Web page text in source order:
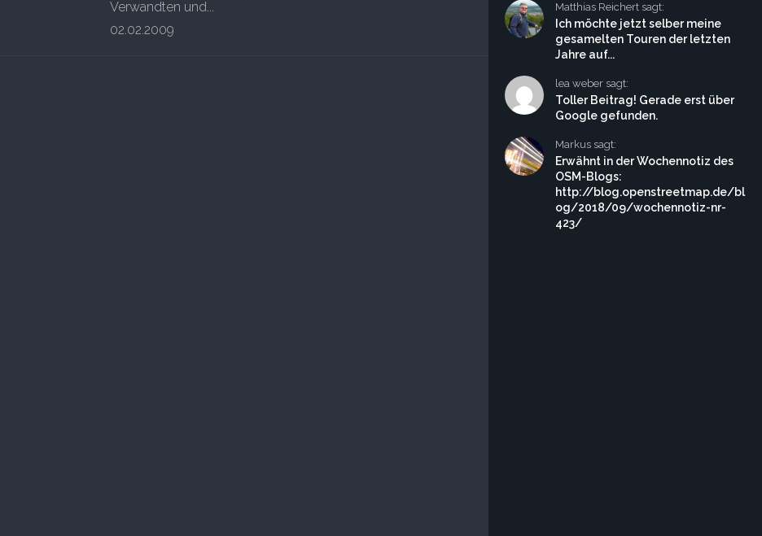
Verwandten und...
02.02.2009
Matthias Reichert sagt:
Ich möchte jetzt selber meine
gesamelten Touren der letzten
Jahre auf...
lea weber sagt:
Toller Beitrag! Gerade erst über
Google gefunden.
Markus sagt:
Erwähnt in der Wochennotiz des
OSM-Blogs:
http://blog.openstreetmap.de/bl
og/2018/09/wochennotiz-nr-
423/